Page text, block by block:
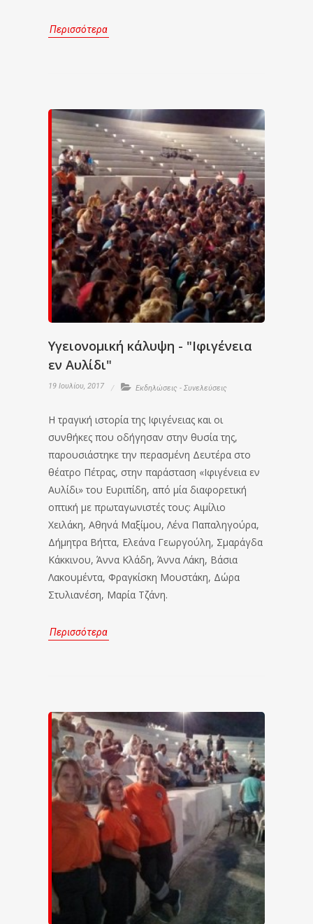
Περισσότερα
Υγειονομική κάλυψη - "Ιφιγένεια
εν Αυλίδι"
19 Ιουλίου, 2017 Εκδηλώσεις - Συνελεύσεις
Η τραγική ιστορία της Ιφιγένειας και οι
συνθήκες που οδήγησαν στην θυσία της,
παρουσιάστηκε την περασμένη Δευτέρα στο
θέατρο Πέτρας, στην παράσταση «Ιφιγένεια εν
Αυλίδι» του Ευριπίδη, από μία διαφορετική
οπτική με πρωταγωνιστές τους: Αιμίλιο
Χειλάκη, Αθηνά Μαξίμου, Λένα Παπαληγούρα,
Δήμητρα Βήττα, Ελεάνα Γεωργούλη, Σμαράγδα
Κάκκινου, Άννα Κλάδη, Άννα Λάκη, Βάσια
Λακουμέντα, Φραγκίσκη Μουστάκη, Δώρα
Στυλιανέση, Μαρία Τζάνη.
Περισσότερα